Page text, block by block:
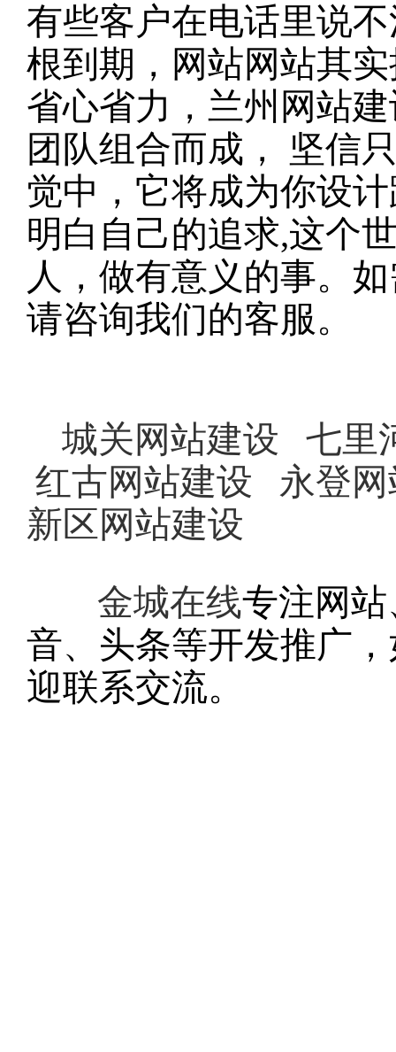
有些客户在电话里说
根到期，网站网站其
省心省力，兰州网站
团队组合而成， 坚信
觉中，它将成为你设
明白自己的追求,这个
人，做有意义的事。
请咨询我们的客服。
城关网站建设
七里
红古网站建设
永登
新区网站建设
金城在线专注网
音、头条等开发推广
迎联系交流。